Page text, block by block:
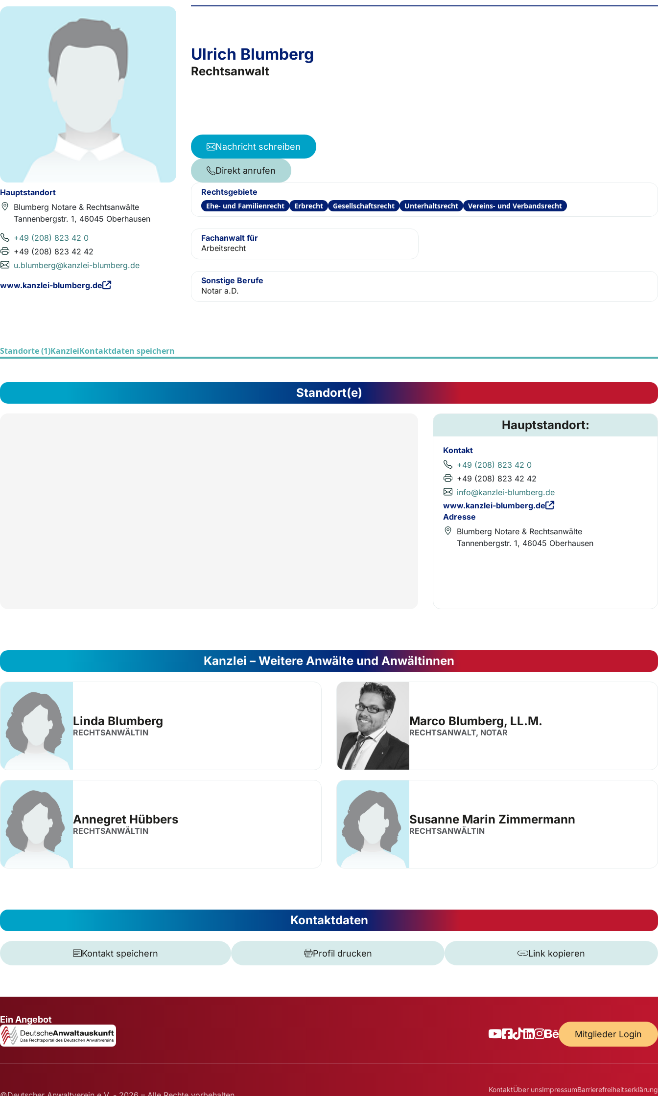
Hauptstandort
Blumberg Notare & Rechtsanwälte
Tannenbergstr. 1, 46045 Oberhausen
+49 (208) 823 42 0
+49 (208) 823 42 42
u.blumberg@kanzlei-blumberg.de
www.kanzlei-blumberg.de
Ulrich Blumberg
Rechtsanwalt
Nachricht schreiben
Direkt anrufen
Rechtsgebiete
Ehe- und Familienrecht Erbrecht Gesellschaftsrecht Unterhaltsrecht Vereins- und Verbandsrecht
Fachanwalt für
Arbeitsrecht
Sonstige Berufe
Notar a.D.
Standorte (1)KanzleiKontaktdaten speichern
Standort(e)
Hauptstandort:
Kontakt
+49 (208) 823 42 0
+49 (208) 823 42 42
info@kanzlei-blumberg.de
www.kanzlei-blumberg.de
Adresse
Blumberg Notare & Rechtsanwälte
Tannenbergstr. 1, 46045 Oberhausen
Kanzlei – Weitere Anwälte und Anwältinnen
Linda Blumberg
RECHTSANWÄLTIN
Marco Blumberg, LL.M.
RECHTSANWALT, NOTAR
Annegret Hübbers
RECHTSANWÄLTIN
Susanne Marin Zimmermann
RECHTSANWÄLTIN
Kontaktdaten
Kontakt speichern Profil drucken Link kopieren
Ein Angebot
Mitglieder Login
KontaktÜber unsImpressumBarrierefreiheitserklärung